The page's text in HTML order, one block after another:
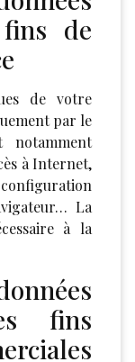
de
de votre
par le
notamment
à Internet,
La
à la
fins